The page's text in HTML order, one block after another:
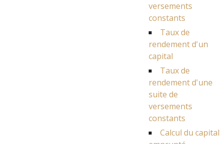
versements
constants
Taux de
rendement d'un
capital
Taux de
rendement d'une
suite de
versements
constants
Calcul du capital